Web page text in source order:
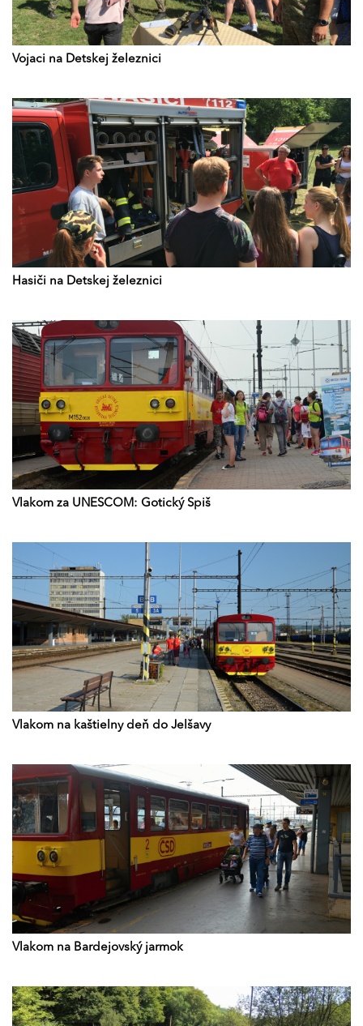
Vojaci na Detskej železnici
Hasiči na Detskej železnici
Vlakom za UNESCOM: Gotický Spiš
Vlakom na kaštielny deň do Jelšavy
Vlakom na Bardejovský jarmok